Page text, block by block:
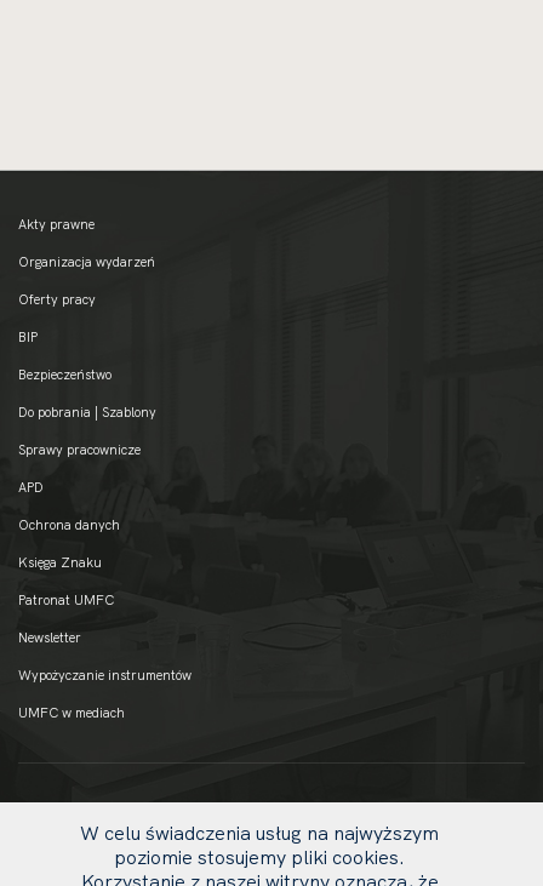
Akty prawne
Organizacja wydarzeń
Oferty pracy
BIP
Bezpieczeństwo
Do pobrania | Szablony
Sprawy pracownicze
APD
Ochrona danych
Księga Znaku
Patronat UMFC
Newsletter
Wypożyczanie instrumentów
UMFC w mediach
W celu świadczenia usług na najwyższym
poziomie stosujemy pliki cookies.
Korzystanie z naszej witryny oznacza, że